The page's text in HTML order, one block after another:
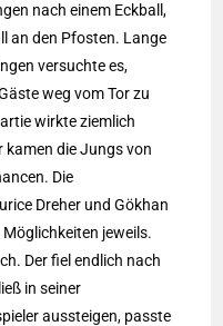
nach einem Eckball,
an den Pfosten. Lange
versuchte es,
weg vom Tor zu
wirkte ziemlich
kamen die Jungs von
Die
Dreher und Gökhan
jeweils.
Der fiel endlich nach
in seiner
aussteigen, passte